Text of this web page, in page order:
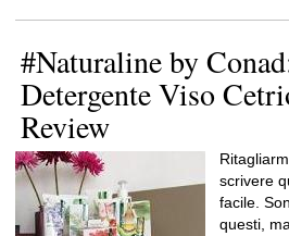
#Naturaline by
Detergente Viso
Review
scrivere
facile.
questi,